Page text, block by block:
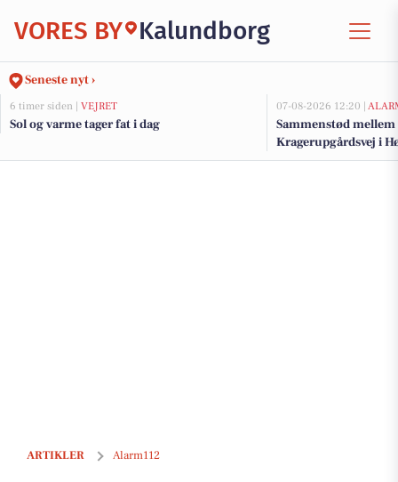
VORES BY Kalundborg
Seneste nyt ›
6 timer siden | VEJRET
Sol og varme tager fat i dag
07-08-2026 12:20 |
Sammenstød
Kragerupgårdsvej i
ARTIKLER Alarm112
Uroligheder i Kalundborg: Brand og fyrværkeriangreb på